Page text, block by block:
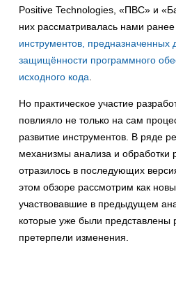
Positive Technologies, «ПВС» и
них рассматривалась нами
инструментов, предназначенных
защищённости программного
исходного кода
Но практическое участие
повлияло не только на сам
развитие инструментов. В ряде
механизмы анализа и обработки
отразилось в последующих
этом обзоре рассмотрим как
участвовавшие в предыдущем
которые уже были представлены
претерпели изменения.